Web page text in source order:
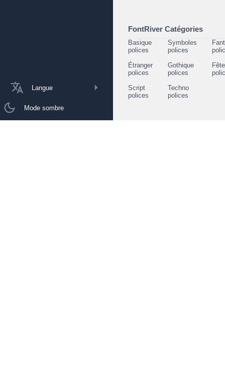
Langue
Mode sombre
FontRiver Catégories
Basique
polices
Symboles
polices
Étranger
polices
Gothique
polices
Script
polices
Techno
polices